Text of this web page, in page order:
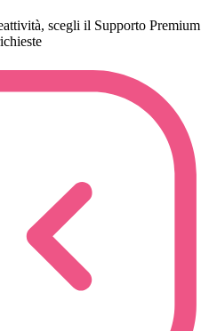
scegli il Supporto Premium